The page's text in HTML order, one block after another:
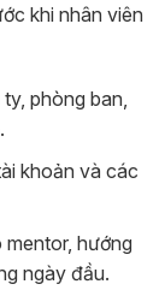
khi nhân viên
phòng ban,
khoản và các
hướng
ngày đầu.